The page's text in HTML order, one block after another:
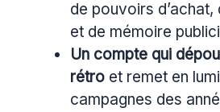
de pouvoirs
et de mémoire
Un compte qui
rétro et remet en
campagnes des